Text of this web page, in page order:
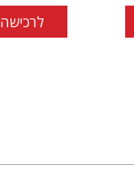
לרכישה